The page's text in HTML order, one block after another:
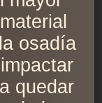
osadía
quedar